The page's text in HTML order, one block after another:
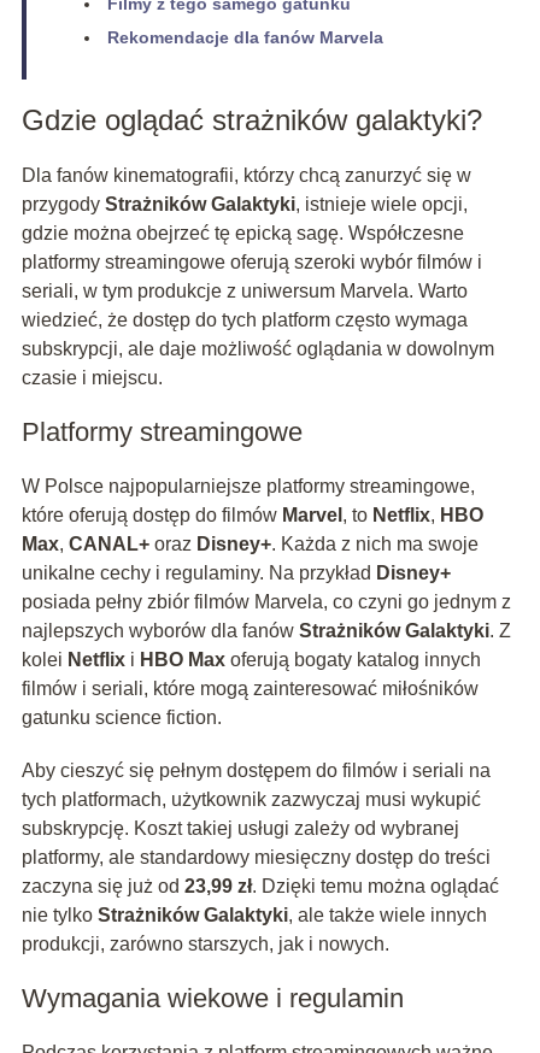
Rekomendacje dla fanów Marvela
Gdzie oglądać strażników galaktyki?
Dla fanów kinematografii, którzy chcą zanurzyć się w
przygody Strażników Galaktyki, istnieje wiele opcji,
gdzie można obejrzeć tę epicką sagę. Współczesne
platformy streamingowe oferują szeroki wybór filmów i
seriali, w tym produkcje z uniwersum Marvela. Warto
wiedzieć, że dostęp do tych platform często wymaga
subskrypcji, ale daje możliwość oglądania w dowolnym
czasie i miejscu.
Platformy streamingowe
W Polsce najpopularniejsze platformy streamingowe,
które oferują dostęp do filmów Marvel , to Netflix, HBO
Max, CANAL+oraz Disney+. Każda z nich ma swoje
unikalne cechy i regulaminy. Na przykład Disney+
posiada pełny zbiór filmów Marvela, co czyni go jednym z
najlepszych wyborów dla fanów Strażników Galaktyki. Z
kolei Netflixi HBO Maxoferują bogaty katalog innych
filmów i seriali, które mogą zainteresować miłośników
gatunku science fiction.
Aby cieszyć się pełnym dostępem do filmów i seriali na
tych platformach, użytkownik zazwyczaj musi wykupić
subskrypcję. Koszt takiej usługi zależy od wybranej
platformy, ale standardowy miesięczny dostęp do treści
zaczyna się już od 23,99 zł. Dzięki temu można oglądać
nie tylko Strażników Galaktyki, ale także wiele innych
produkcji, zarówno starszych, jak i nowych.
Wymagania wiekowe i regulamin